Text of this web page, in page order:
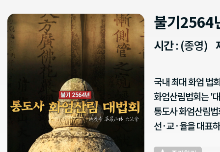
불기2564
시간: (종영)
국내 최대 화엄 법
화엄산림법회는 '
통도사 화엄산림
선·교·율을 대표